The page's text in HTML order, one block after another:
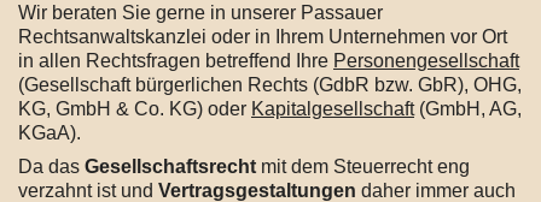
Wir beraten Sie gerne in unserer Passauer
Rechtsanwaltskanzlei oder in Ihrem Unternehmen vor Ort
in allen Rechtsfragen betreffend Ihre Personengesellschaft
(Gesellschaft bürgerlichen Rechts (GdbR bzw. GbR), OHG,
KG, GmbH & Co. KG) oder Kapitalgesellschaft(GmbH, AG,
KGaA).
Da das Gesellschaftsrecht mit dem Steuerrecht eng
verzahnt ist und Vertragsgestaltungen daher immer auch